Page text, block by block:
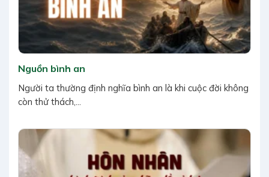
Nguồn bình an
Người ta thường định nghĩa bình an là khi cuộc đời không
còn thử thách,...